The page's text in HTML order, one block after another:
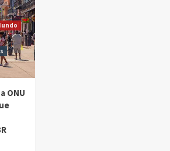
ONU